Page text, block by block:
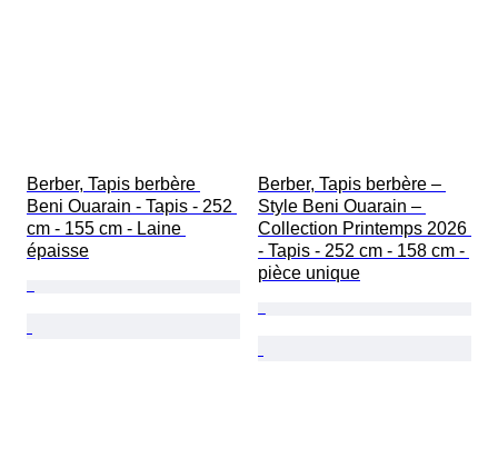
Berber, Tapis berbère
Beni Ouarain - Tapis - 252
cm - 155 cm - Laine
épaisse
Berber, Tapis berbère –
Style Beni Ouarain –
Collection Printemps 2026
- Tapis - 252 cm - 158 cm -
pièce unique